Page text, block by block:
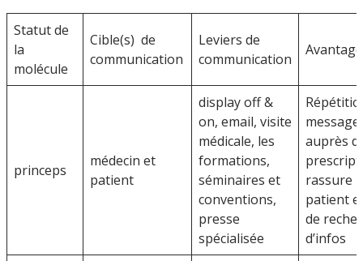
Statut de
la
molécule
Cible(s) de
communication
Leviers de
communication
princeps
médecin et
patient
display off &
on, email, visite
médicale, les
formations,
séminaires et
conventions,
presse
spécialisée
message
auprès
rassure
patient
de
d’infos